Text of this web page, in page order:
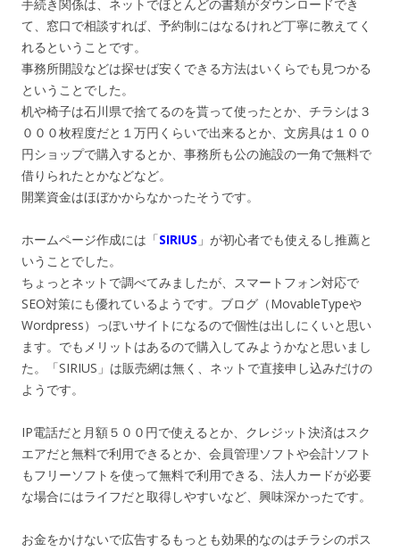
手続き関係は、ネットでほとんどの書類がダウンロードでき
て、窓口で相談すれば、予約制にはなるけれど丁寧に教えてく
れるということです。
事務所開設などは探せば安くできる方法はいくらでも見つかる
ということでした。
机や椅子は石川県で捨てるのを貰って使ったとか、チラシは３
０００枚程度だと１万円くらいで出来るとか、文房具は１００
円ショップで購入するとか、事務所も公の施設の一角で無料で
借りられたとかなどなど。
開業資金はほぼかからなかったそうです。
ホームページ作成には「SIRIUS 」が初心者でも使えるし推薦と
いうことでした。
ちょっとネットで調べてみましたが、スマートフォン対応で
SEO対策にも優れているようです。ブログ（MovableTypeや
Wordpress）っぽいサイトになるので個性は出しにくいと思い
ます。でもメリットはあるので購入してみようかなと思いまし
た。「SIRIUS」は販売網は無く、ネットで直接申し込みだけの
ようです。
IP電話だと月額５００円で使えるとか、クレジット決済はスク
エアだと無料で利用できるとか、会員管理ソフトや会計ソフト
もフリーソフトを使って無料で利用できる、法人カードが必要
な場合にはライフだと取得しやすいなど、興味深かったです。
お金をかけないで広告するもっとも効果的なのはチラシのポス